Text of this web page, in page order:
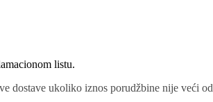
listu.
dostave ukoliko iznos porudžbine nije veći od